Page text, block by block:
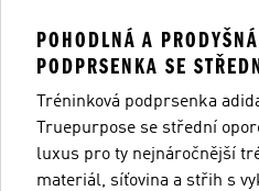
POHODLNÁ A
PODPRSENKA SE
Tréninková podprsenka
Truepurpose se střední
luxus pro ty nejnáročnější
materiál, síťovina a střih s